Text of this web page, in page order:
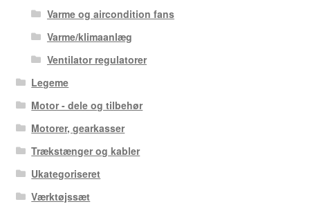
Varme og aircondition fans
Varme/klimaanlæg
Ventilator regulatorer
Legeme
Motor - dele og tilbehør
Motorer, gearkasser
Trækstænger og kabler
Ukategoriseret
Værktøjssæt